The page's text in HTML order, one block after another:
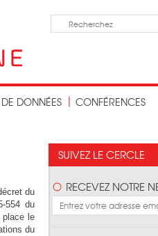
DE DONNÉES
CONFÉRENCES
du
554 du
place le
du
SUIVEZ LE CERCLE
RECEVEZ NOTRE